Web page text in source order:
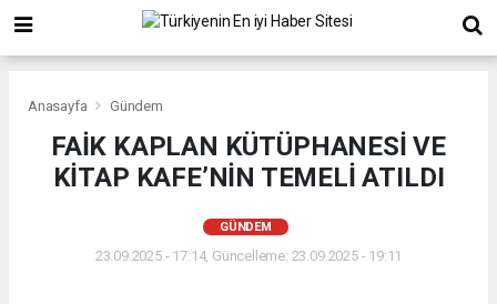
Anasayfa Gündem
FAİK KAPLAN KÜTÜPHANESİ VE
KİTAP KAFE’NİN TEMELİ ATILDI
GÜNDEM
23.09.2025 - 17:14, Güncelleme: 23.09.2025 - 19:11